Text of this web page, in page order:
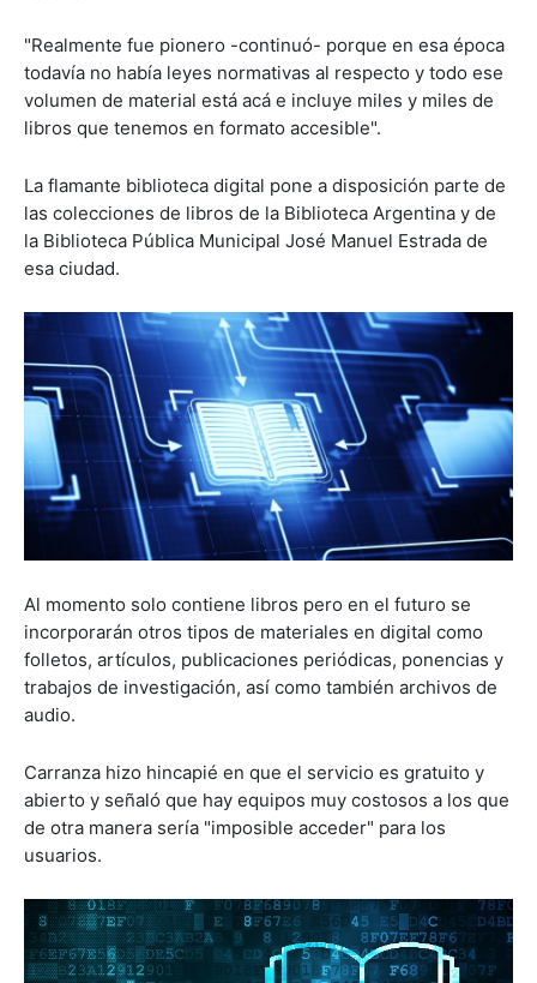
"Realmente fue pionero -continuó- porque en esa época
todavía no había leyes normativas al respecto y todo ese
volumen de material está acá e incluye miles y miles de
libros que tenemos en formato accesible".
La flamante biblioteca digital pone a disposición parte de
las colecciones de libros de la Biblioteca Argentina y de
la Biblioteca Pública Municipal José Manuel Estrada de
esa ciudad.
Al momento solo contiene libros pero en el futuro se
incorporarán otros tipos de materiales en digital como
folletos, artículos, publicaciones periódicas, ponencias y
trabajos de investigación, así como también archivos de
audio.
Carranza hizo hincapié en que el servicio es gratuito y
abierto y señaló que hay equipos muy costosos a los que
de otra manera sería "imposible acceder" para los
usuarios.